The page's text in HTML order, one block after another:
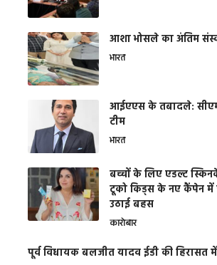
आशा भोसले का अंतिम
भारत
आईएएस के तबादले:
टीम
भारत
बच्चों के लिए एडल्ट
टूको किड्स के नए कैंपेन में
उठाई बहस
कारोबार
पूर्व विधायक बलजीत यादव ईडी की हिरासत में